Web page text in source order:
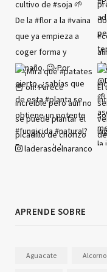
laderasdelnaranco
APRENDE SOBRE
Aguacate